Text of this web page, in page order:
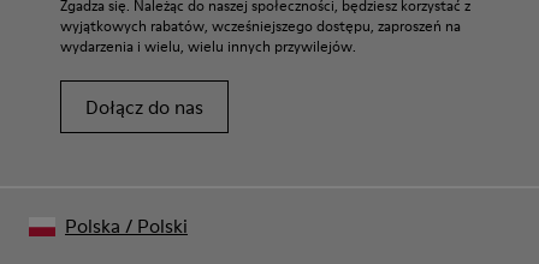
Zgadza się. Należąc do naszej społeczności, będziesz korzystać z
wyjątkowych rabatów, wcześniejszego dostępu, zaproszeń na
wydarzenia i wielu, wielu innych przywilejów.
Dołącz do nas
Polska / Polski